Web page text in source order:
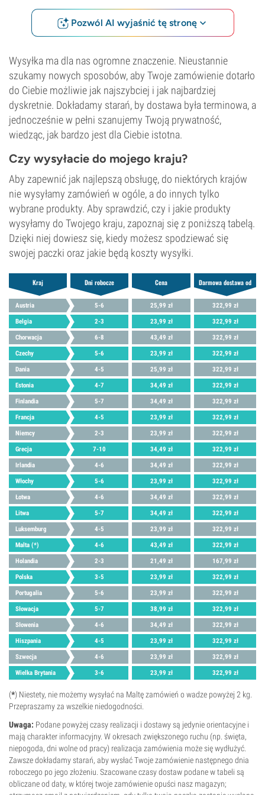
Pozwól AI wyjaśnić tę stronę
Wysyłka ma dla nas ogromne znaczenie. Nieustannie
szukamy nowych sposobów, aby Twoje zamówienie dotarło
do Ciebie możliwie jak najszybciej i jak najbardziej
dyskretnie. Dokładamy starań, by dostawa była terminowa, a
jednocześnie w pełni szanujemy Twoją prywatność,
wiedząc, jak bardzo jest dla Ciebie istotna.
Czy wysyłacie do mojego kraju?
Aby zapewnić jak najlepszą obsługę, do niektórych krajów
nie wysyłamy zamówień w ogóle, a do innych tylko
wybrane produkty. Aby sprawdzić, czy i jakie produkty
wysyłamy do Twojego kraju, zapoznaj się z poniższą tabelą.
Dzięki niej dowiesz się, kiedy możesz spodziewać się
swojej paczki oraz jakie będą koszty wysyłki.
Kraj Dni robocze Cena Darmowa dostawa od
Austria 5-6 25,99 zł 322,99 zł
Belgia 2-3 23,99 zł 322,99 zł
Chorwacja 6-8 43,49 zł 322,99 zł
Czechy 5-6 23,99 zł 322,99 zł
Dania 4-5 25,99 zł 322,99 zł
Estonia 4-7 34,49 zł 322,99 zł
Finlandia 5-7 34,49 zł 322,99 zł
Francja 4-5 23,99 zł 322,99 zł
Niemcy 2-3 23,99 zł 322,99 zł
Grecja 7-10 34,49 zł 322,99 zł
Irlandia 4-6 34,49 zł 322,99 zł
Włochy 5-6 23,99 zł 322,99 zł
Łotwa 4-6 34,49 zł 322,99 zł
Litwa 5-7 34,49 zł 322,99 zł
Luksemburg 4-5 23,99 zł 322,99 zł
Malta (*) 4-6 43,49 zł 322,99 zł
Holandia 2-3 21,49 zł 167,99 zł
Polska 3-5 23,99 zł 322,99 zł
Portugalia 5-6 23,99 zł 322,99 zł
Słowacja 5-7 38,99 zł 322,99 zł
Słowenia 4-6 34,49 zł 322,99 zł
Hiszpania 4-5 23,99 zł 322,99 zł
Szwecja 4-6 23,99 zł 322,99 zł
Wielka Brytania 3-6 23,99 zł 322,99 zł
(*) Niestety, nie możemy wysyłać na Maltę zamówień o wadze powyżej 2 kg.
Przepraszamy za wszelkie niedogodności.
Uwaga: Podane powyżej czasy realizacji i dostawy są jedynie orientacyjne i
mają charakter informacyjny. W okresach zwiększonego ruchu (np. święta,
niepogoda, dni wolne od pracy) realizacja zamówienia może się wydłużyć.
Zawsze dokładamy starań, aby wysłać Twoje zamówienie następnego dnia
roboczego po jego złożeniu. Szacowane czasy dostaw podane w tabeli są
obliczane od daty, w której twoje zamówienie opuści nasz magazyn;